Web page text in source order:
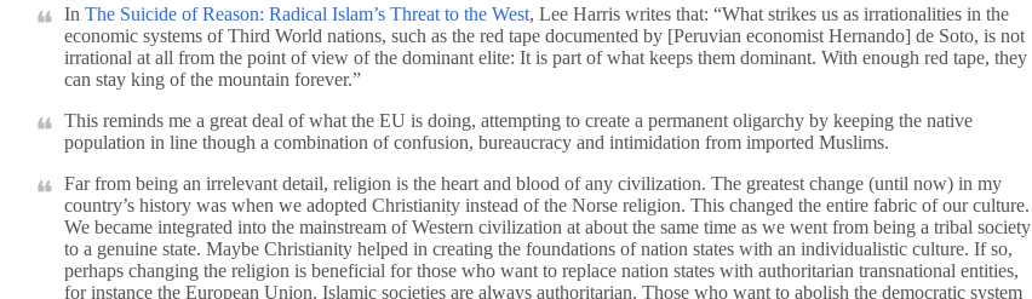
In The Suicide of Reason: Radical Islam’s Threat to the West, Lee Harris writes that: “What strikes us as irrationalities in the
economic systems of Third World nations, such as the red tape documented by [Peruvian economist Hernando] de Soto, is not
irrational at all from the point of view of the dominant elite: It is part of what keeps them dominant. With enough red tape, they
can stay king of the mountain forever.”
This reminds me a great deal of what the EU is doing, attempting to create a permanent oligarchy by keeping the native
population in line though a combination of confusion, bureaucracy and intimidation from imported Muslims.
Far from being an irrelevant detail, religion is the heart and blood of any civilization. The greatest change (until now) in my
country’s history was when we adopted Christianity instead of the Norse religion. This changed the entire fabric of our culture.
We became integrated into the mainstream of Western civilization at about the same time as we went from being a tribal society
to a genuine state. Maybe Christianity helped in creating the foundations of nation states with an individualistic culture. If so,
perhaps changing the religion is beneficial for those who want to replace nation states with authoritarian transnational entities,
for instance the European Union. Islamic societies are always authoritarian. Those who want to abolish the democratic system